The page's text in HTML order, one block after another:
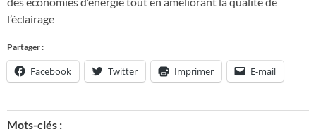
l’éclairage
Partager :
Facebook Twitter Imprimer E-mail
Mots-clés :